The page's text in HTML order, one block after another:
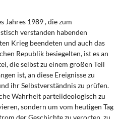
Jahres 1989 , die zum
verstanden habenden
Krieg beendeten und auch das
Republik besiegelten, ist es an
die selbst zu einem großen Teil
ist, an diese Ereignisse zu
ihr Selbstverständnis zu prüfen.
Wahrheit parteiideologisch zu
sondern um vom heutigen Tag
der Geschichte zu verorten, zu